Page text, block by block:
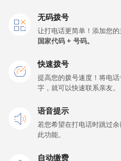
座机
Ghana
座机 ⁦33.9¢⁩
无码拨号
让打电话更简单！添加您
国家代码 + 号码。
快速拨号
提高您的拨号速度！将电
字，就可以快速联系亲友。
语音提示
若您希望在打电话时跳过
此功能。
自动缴费